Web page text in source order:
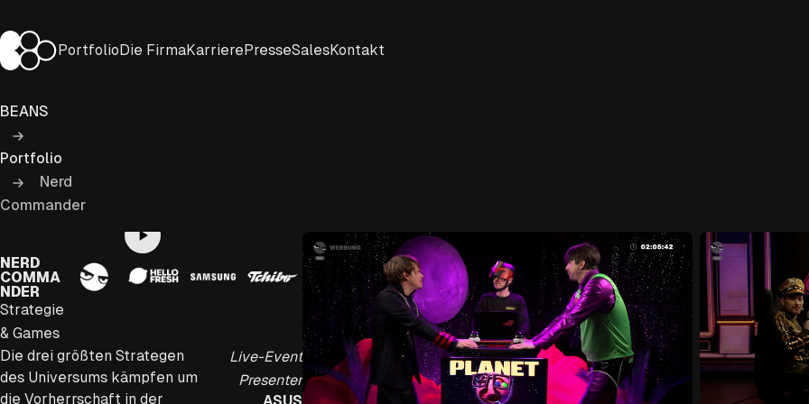
Inhalt
springen
BEANS Entertainment
PortfolioDie FirmaKarrierePresseSalesKontakt
BEANS
Portfolio
Nerd
Commander
Play
Video
NERD
COMMA
NDER
Strategie
& Games
Die drei größten Strategen
des Universums kämpfen um
die Vorherrschaft in der
Live-Event
Presenter